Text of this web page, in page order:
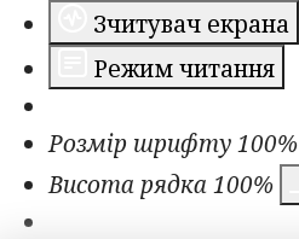
Зчитувач екрана
Режим читання
Розмір шрифту100%
Висота рядка100%